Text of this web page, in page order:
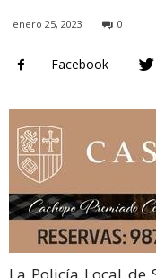
enero 25, 2023 0
Facebook